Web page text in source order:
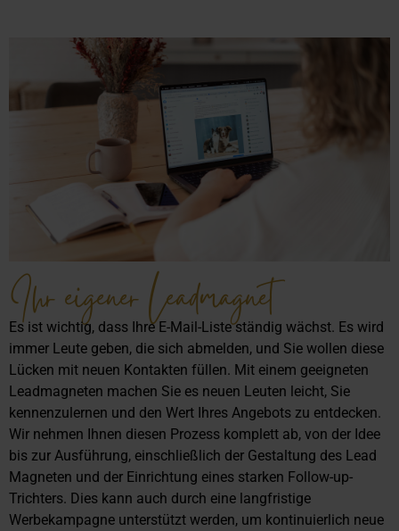
Ihr eigener Leadmagnet
Es ist wichtig, dass Ihre E-Mail-Liste ständig wächst. Es wird
immer Leute geben, die sich abmelden, und Sie wollen diese
Lücken mit neuen Kontakten füllen. Mit einem geeigneten
Leadmagneten machen Sie es neuen Leuten leicht, Sie
kennenzulernen und den Wert Ihres Angebots zu entdecken.
Wir nehmen Ihnen diesen Prozess komplett ab, von der Idee
bis zur Ausführung, einschließlich der Gestaltung des Lead
Magneten und der Einrichtung eines starken Follow-up-
Trichters. Dies kann auch durch eine langfristige
Werbekampagne unterstützt werden, um kontinuierlich neue